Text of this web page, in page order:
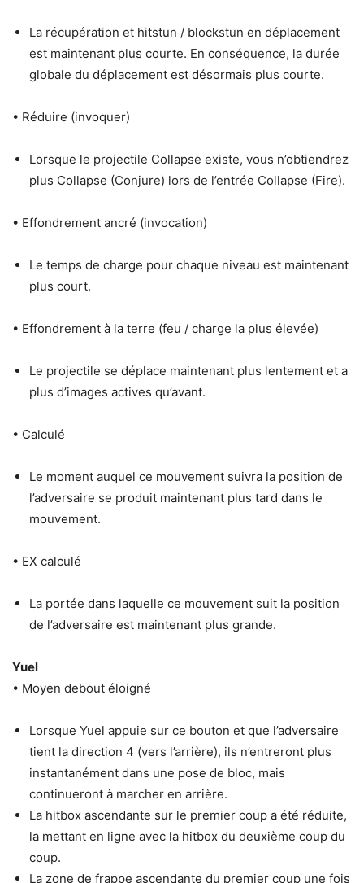
La récupération et hitstun / blockstun en déplacement
est maintenant plus courte. En conséquence, la durée
globale du déplacement est désormais plus courte.
• Réduire (invoquer)
Lorsque le projectile Collapse existe, vous n’obtiendrez
plus Collapse (Conjure) lors de l’entrée Collapse (Fire).
• Effondrement ancré (invocation)
Le temps de charge pour chaque niveau est maintenant
plus court.
• Effondrement à la terre (feu / charge la plus élevée)
Le projectile se déplace maintenant plus lentement et a
plus d’images actives qu’avant.
• Calculé
Le moment auquel ce mouvement suivra la position de
l’adversaire se produit maintenant plus tard dans le
mouvement.
• EX calculé
La portée dans laquelle ce mouvement suit la position
de l’adversaire est maintenant plus grande.
Yuel
• Moyen debout éloigné
Lorsque Yuel appuie sur ce bouton et que l’adversaire
tient la direction 4 (vers l’arrière), ils n’entreront plus
instantanément dans une pose de bloc, mais
continueront à marcher en arrière.
La hitbox ascendante sur le premier coup a été réduite,
la mettant en ligne avec la hitbox du deuxième coup du
coup.
La zone de frappe ascendante du premier coup une fois